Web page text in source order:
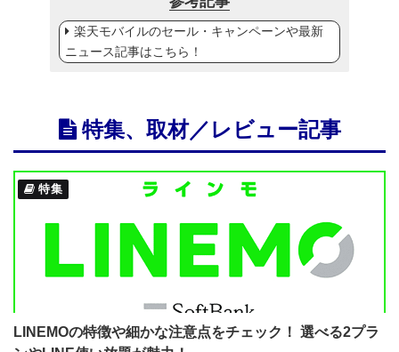
楽天モバイルのセール・キャンペーンや最新
ニュース記事はこちら！
特集、取材／レビュー記事
特集
LINEMOの特徴や細かな注意点をチェック！ 選べる2プラ